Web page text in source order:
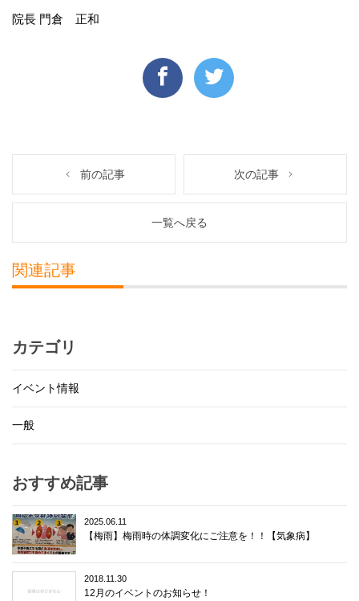
院長 門倉 正和
前の記事 次の記事
一覧へ戻る
関連記事
カテゴリ
イベント情報
一般
おすすめ記事
2025.06.11
【梅雨】梅雨時の体調変化にご注意を！！【気象病】
2018.11.30
12月のイベントのお知らせ！